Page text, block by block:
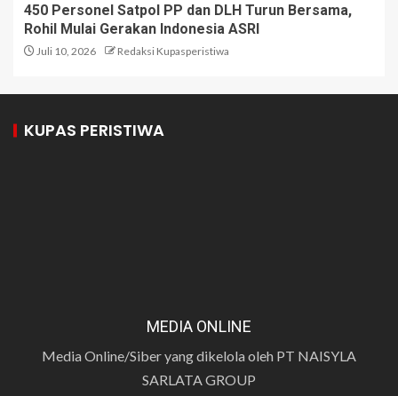
450 Personel Satpol PP dan DLH Turun Bersama,
Rohil Mulai Gerakan Indonesia ASRI
Juli 10, 2026 Redaksi Kupasperistiwa
KUPAS PERISTIWA
MEDIA ONLINE
Media Online/Siber yang dikelola oleh PT NAISYLA
SARLATA GROUP